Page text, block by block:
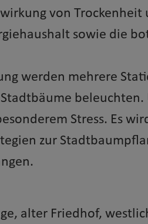
von Trockenheit
sowie die
werden mehrere
beleuchten.
Stress. Es
zur
alter Friedhof,